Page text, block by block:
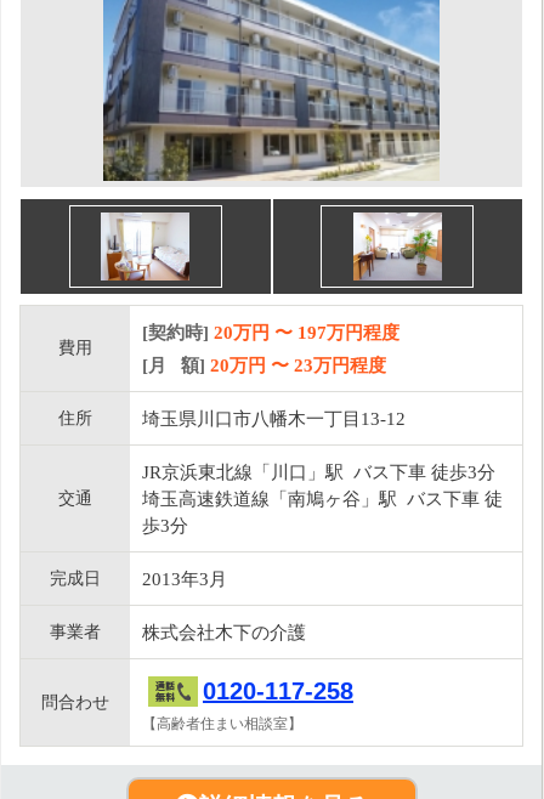
費用
[契約時] 20万円 〜 197万円程度
[月 額] 20万円 〜 23万円程度
住所 埼玉県川口市八幡木一丁目13-12
交通
JR京浜東北線「川口」駅 バス下車 徒歩3分
埼玉高速鉄道線「南鳩ヶ谷」駅 バス下車 徒
歩3分
完成日 2013年3月
事業者 株式会社木下の介護
問合わせ 0120-117-258
【高齢者住まい相談室】